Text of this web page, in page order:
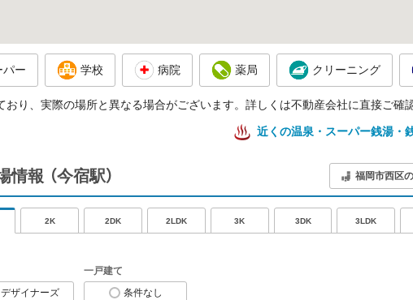
パー 学校 病院 薬局 クリーニング
り、実際の場所と異なる場合がございます。詳しくは不動産会社に直接ご確
近くの温泉・スーパー銭湯・
情報 （今宿駅） 福岡市西区
2K 2DK 2LDK 3K 3DK 3LDK
デザイナーズ
一戸建て
条件なし